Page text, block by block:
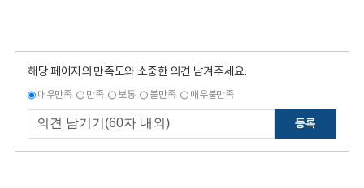
해당 페이지의 만족도와 소중한 의견 남겨주세요.
매우만족 만족 보통 불만족 매우불만족
등록